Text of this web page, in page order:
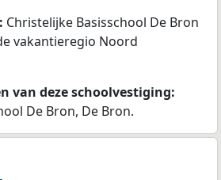
Christelijke Basisschool De Bron
vakantieregio Noord
van deze schoolvestiging:
De Bron, De Bron.